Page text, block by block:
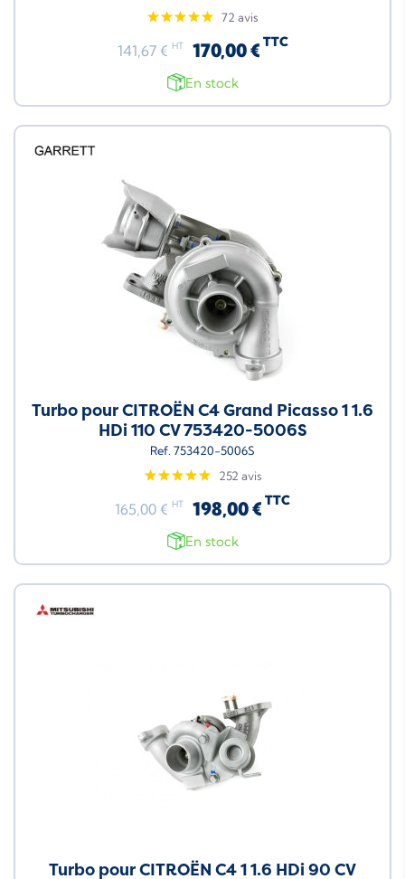
72 avis
141,67 € HT 170,00 € TTC
En stock
Turbo pour CITROËN C4 Grand Picasso 1 1.6
HDi 110 CV 753420-5006S
Ref. 753420-5006S
252 avis
165,00 € HT 198,00 € TTC
En stock
Turbo pour CITROËN C4 1 1.6 HDi 90 CV